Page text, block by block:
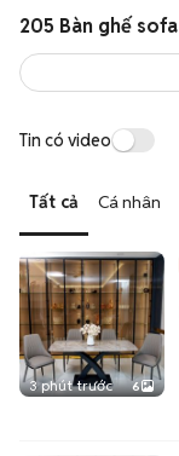
Tin có video
Tất cả Cá nhân
3 phút trước 6